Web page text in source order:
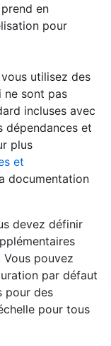
en
pour
utilisez des
ne sont pas
incluses avec
dépendances et
plus
et
documentation
devez définir
Vous pouvez
par défaut
pour des
pour tous